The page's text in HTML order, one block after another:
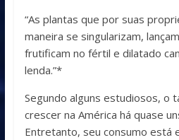
“As plantas que por suas
maneira se singularizam,
frutificam no fértil e dilatado
lenda.”*
Segundo alguns estudiosos, o
crescer na América há quase
Entretanto, seu consumo está